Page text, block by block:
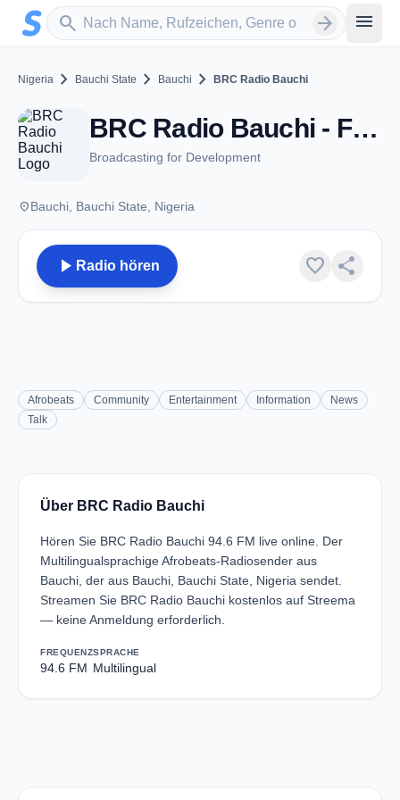
Zum Hauptinhalt springen
search
Sender suchen arrow_forward menu
Nigeria chevron_right Bauchi State chevron_right Bauchi chevron_right BRC Radio Bauchi
BRC Radio Bauchi - FM 94.6 - Bauchi
Broadcasting for Development
placeBauchi, Bauchi State, Nigeria
play_arrow Radio hören favorite share
Afrobeats Community Entertainment Information
News
Talk
Über BRC Radio Bauchi
Hören Sie BRC Radio Bauchi 94.6 FM live online. Der
Multilingualsprachige Afrobeats-Radiosender aus
Bauchi, der aus Bauchi, Bauchi State, Nigeria sendet.
Streamen Sie BRC Radio Bauchi kostenlos auf Streema
— keine Anmeldung erforderlich.
FREQUENZ
94.6 FM
SPRACHE
Multilingual